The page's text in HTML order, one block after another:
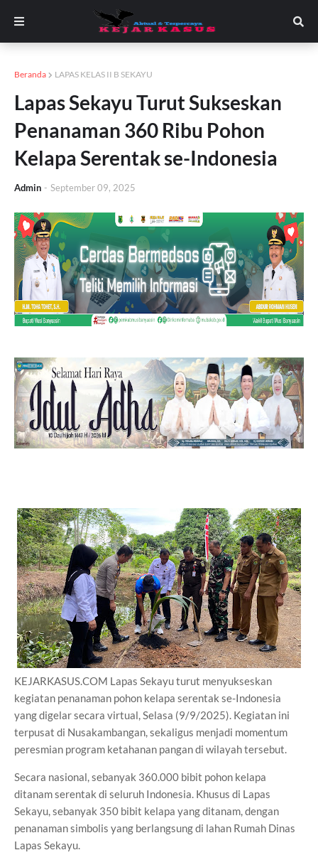
Beranda LAPAS KELAS II B SEKAYU
Lapas Sekayu Turut Sukseskan
Penanaman 360 Ribu Pohon
Kelapa Serentak se-Indonesia
Admin - September 09, 2025
KEJARKASUS.COM Lapas Sekayu turut menyukseskan
kegiatan penanaman pohon kelapa serentak se-Indonesia
yang digelar secara virtual, Selasa (9/9/2025). Kegiatan ini
terpusat di Nusakambangan, sekaligus menjadi momentum
peresmian program ketahanan pangan di wilayah tersebut.
Secara nasional, sebanyak 360.000 bibit pohon kelapa
ditanam serentak di seluruh Indonesia. Khusus di Lapas
Sekayu, sebanyak 350 bibit kelapa yang ditanam, dengan
penanaman simbolis yang berlangsung di lahan Rumah Dinas
Lapas Sekayu.